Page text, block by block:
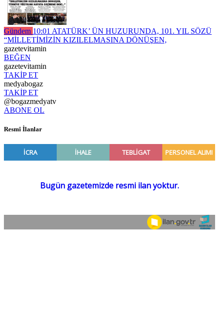
Gündem 10:01 ATATÜRK’ ÜN HUZURUNDA, 101. YIL SÖZÜ
“MİLLETİMİZİN KIZILELMASINA DÖNÜŞEN,
gazetevitamin
BEĞEN
gazetevitamin
TAKİP ET
medyabogaz
TAKİP ET
@bogazmedyatv
ABONE OL
Resmî İlanlar